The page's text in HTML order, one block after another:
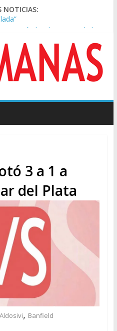
NOTICIAS:
criticó al Gobierno por la ley
a pagar US$567 millones por
tres detenidos durante la
Privada
Tierras y lamentó el retiro
propiedad privada, Bullrich
3 a 1 a
del Plata
Aldosivi, Banfield